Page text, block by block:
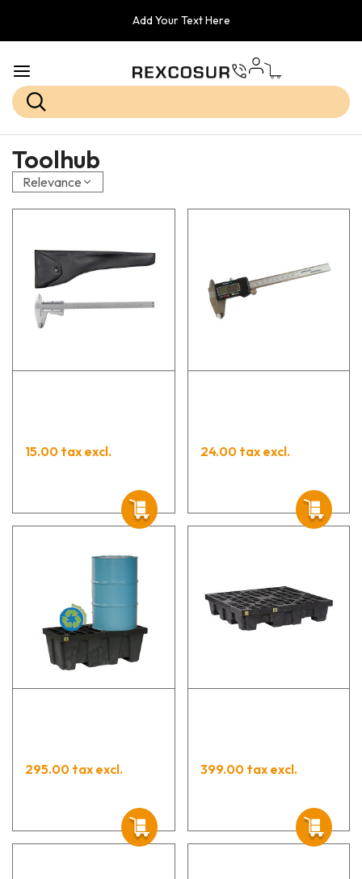
Add Your Text Here
Toolhub
Relevance
15.00 tax excl. 24.00 tax excl.
295.00 tax excl. 399.00 tax excl.